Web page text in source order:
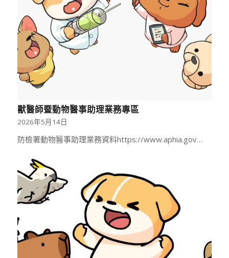
獸醫師暨動物醫事助理業務專區
2026年5月14日
防檢署動物醫事助理業務資料https://www.aphia.gov…